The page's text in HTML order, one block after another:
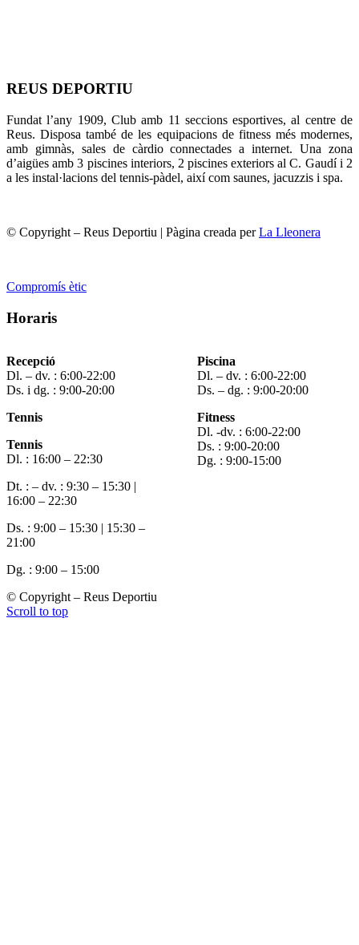
REUS DEPORTIU
Fundat l’any 1909, Club amb 11 seccions esportives, al centre de
Reus. Disposa també de les equipacions de fitness més modernes,
amb gimnàs, sales de càrdio connectades a internet. Una zona
d’aigües amb 3 piscines interiors, 2 piscines exteriors al C. Gaudí i 2
a les instal·lacions del tennis-pàdel, així com saunes, jacuzzis i spa.
© Copyright – Reus Deportiu | Pàgina creada perLa Lleonera
Compromís ètic
Horaris
Recepció
Dl. – dv. : 6:00-22:00
Ds. i dg. : 9:00-20:00
Tennis
Tennis
Dl. : 16:00 – 22:30
Dt. : – dv. : 9:30 – 15:30 |
16:00 – 22:30
Ds. : 9:00 – 15:30 | 15:30 –
21:00
Dg. : 9:00 – 15:00
Piscina
Dl. – dv. : 6:00-22:00
Ds. – dg. : 9:00-20:00
Fitness
Dl. -dv. : 6:00-22:00
Ds. : 9:00-20:00
Dg. : 9:00-15:00
© Copyright – Reus Deportiu
Scroll to top